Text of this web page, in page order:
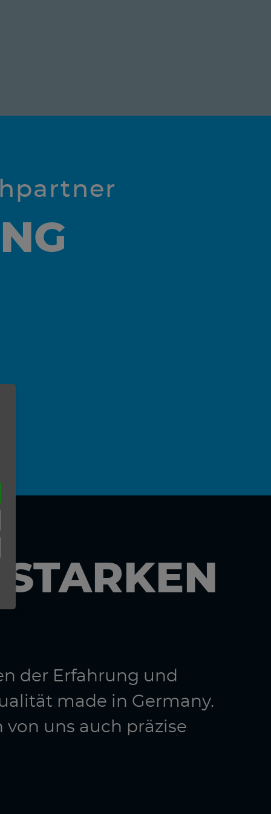
der Erfahrung und
made in Germany.
uns auch präzise